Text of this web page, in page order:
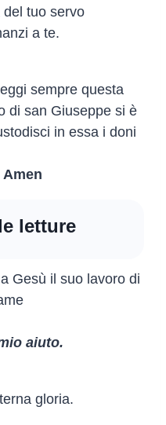
tuo servo
a te.
sempre questa
di san Giuseppe si è
in essa i doni
Amen
letture
aiuto.
gloria.